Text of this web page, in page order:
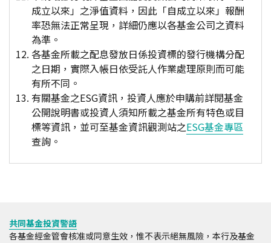
成立以來」之淨值資料，因此「自成立以來」報酬
率恐無法正常呈現，詳細仍應以各基金公司之資料
為準。
各基金所載之配息發放日係投資標的發行機構分配
之日期，實際入帳日依受託人作業處理原則而可能
有所不同。
有關基金之ESG資訊，投資人應於申購前詳閱基金
公開說明書或投資人須知所載之基金所有特色或目
標等資訊，並可至基金資訊觀測站之ESG基金專區
查詢。
共同基金投資警語
各基金經金管會核准或同意生效，惟不表示絕無風險，本行及基金